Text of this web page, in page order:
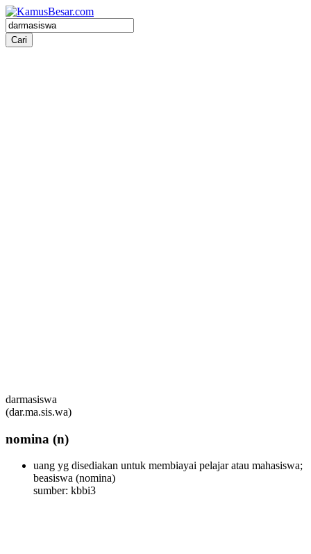
darmasiswa
(dar.ma.sis.wa)
nomina (n)
uang yg disediakan untuk membiayai pelajar atau mahasiswa;
beasiswa (nomina)
sumber: kbbi3